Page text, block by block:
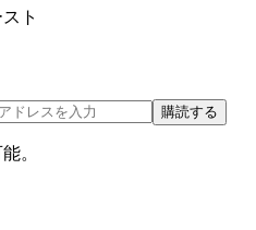
ト
購読する
。